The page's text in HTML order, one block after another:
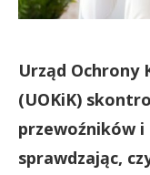
Urząd Ochrony
(UOKiK)
przewoźników
sprawdzając,